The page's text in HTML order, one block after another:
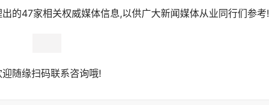
的47家相关权威媒体信息,以供广大新闻媒体从业同行们参考!
迎随缘扫码联系咨询哦!